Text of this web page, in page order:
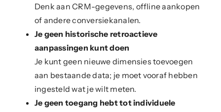
Denk aan CRM-gegevens, offline aankopen
of andere conversiekanalen.
Je geen historische retroactieve
aanpassingen kunt doen
Je kunt geen nieuwe dimensies toevoegen
aan bestaande data; je moet vooraf hebben
ingesteld wat je wilt meten.
Je geen toegang hebt tot individuele